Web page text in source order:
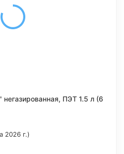
ПЭТ 1.5 л (6
2026 г.)